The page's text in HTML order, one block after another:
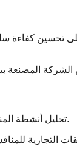
تحسين كفاءة
تحليل أنشطة المنافسين يوفر رؤى قيمة في تحديد المواقع في السوق والفرص غير المستغلة.
التجارية